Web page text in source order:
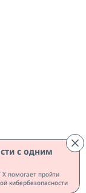
с одним
X помогает пройти
кибербезопасности